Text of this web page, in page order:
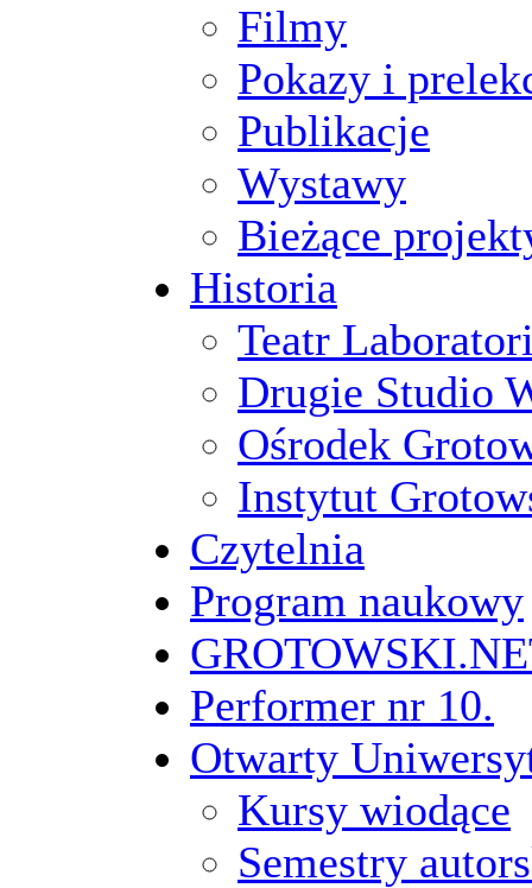
Filmy
Pokazy i
Publikacje
Wystawy
Bieżące
Historia
Teatr
Drugie Studio
Ośrodek
Instytut
Czytelnia
Program naukowy
Performer nr 10.
Otwarty
Kursy wiodące
Semestry